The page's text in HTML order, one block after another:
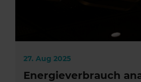
27. Aug 2025
Energieverbrauch